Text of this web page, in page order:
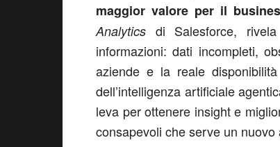
maggior valore per il
Analytics di Salesforce,
informazioni: dati incompleti,
aziende e la reale
dell’intelligenza artificiale
leva per ottenere insight e
consapevoli che serve un